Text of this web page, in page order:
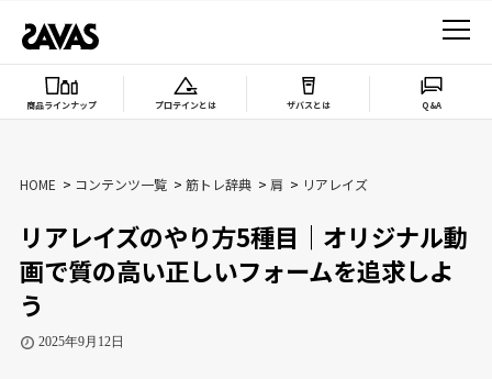
商品ラインナップ プロテインとは ザバスとは Q&A
HOME コンテンツ一覧 筋トレ辞典 肩 リアレイズ
リアレイズのやり方5種目｜オリジナル動
画で質の高い正しいフォームを追求しよ
う
2025年9月12日